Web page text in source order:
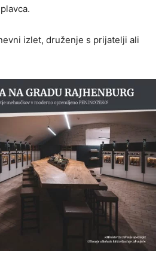
izlet, druženje s prijatelji ali